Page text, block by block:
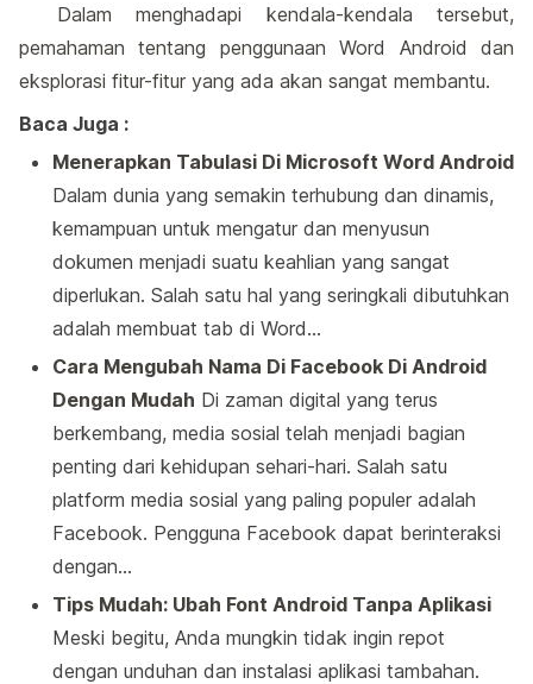
Dalam menghadapi kendala-kendala tersebut,
pemahaman tentang penggunaan Word Android dan
eksplorasi fitur-fitur yang ada akan sangat membantu.
Baca Juga :
Menerapkan Tabulasi Di Microsoft Word Android
Dalam dunia yang semakin terhubung dan dinamis,
kemampuan untuk mengatur dan menyusun
dokumen menjadi suatu keahlian yang sangat
diperlukan. Salah satu hal yang seringkali dibutuhkan
adalah membuat tab di Word…
Cara Mengubah Nama Di Facebook Di Android
Dengan Mudah Di zaman digital yang terus
berkembang, media sosial telah menjadi bagian
penting dari kehidupan sehari-hari. Salah satu
platform media sosial yang paling populer adalah
Facebook. Pengguna Facebook dapat berinteraksi
dengan…
Tips Mudah: Ubah Font Android Tanpa Aplikasi
Meski begitu, Anda mungkin tidak ingin repot
dengan unduhan dan instalasi aplikasi tambahan.